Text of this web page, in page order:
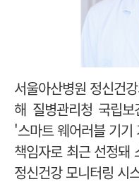
서울아산병원 정신건
해 질병관리청 국립
'스마트 웨어러블 기
책임자로 최근 선정돼
정신건강 모니터링 시